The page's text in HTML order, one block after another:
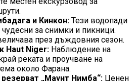
и Кинкон: Тези водопади
за снимки и пикници.
през дъждовния сезон.
Haut Niger: Наблюдение на
реката и проучване на
около Фарана.
„Маунт Нимба“: Ценен